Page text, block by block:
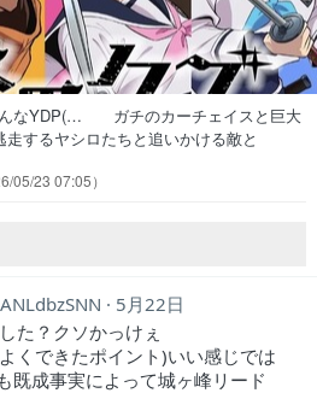
んなYDP(… ガチのカーチェイスと巨大
るヤシロたちと追いかける敵と
… セーラのかっこいいシーン見れた城
たな。… ヤシロは弟子たち3人それぞ
＆市街戦＆逃亡戦＆師匠防衛戦…
05/23 07:05
5月22日
た？クソかっけぇ
くできたポイント)いい感じでは
既成事実によって城ヶ峰リード